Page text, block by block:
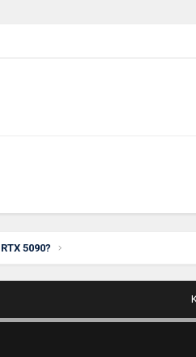
5090?